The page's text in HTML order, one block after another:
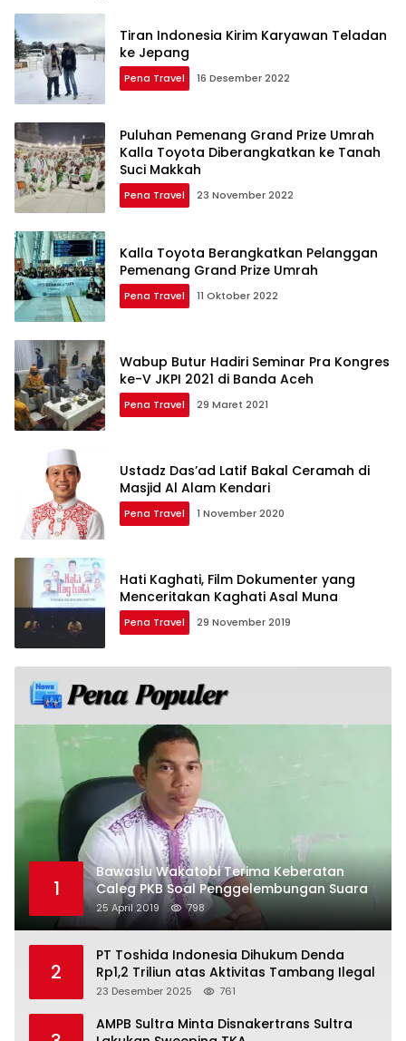
Tiran Indonesia Kirim Karyawan Teladan
ke Jepang
Pena Travel 16 Desember 2022
Puluhan Pemenang Grand Prize Umrah
Kalla Toyota Diberangkatkan ke Tanah
Suci Makkah
Pena Travel 23 November 2022
Kalla Toyota Berangkatkan Pelanggan
Pemenang Grand Prize Umrah
Pena Travel 11 Oktober 2022
Wabup Butur Hadiri Seminar Pra Kongres
ke-V JKPI 2021 di Banda Aceh
Pena Travel 29 Maret 2021
Ustadz Das’ad Latif Bakal Ceramah di
Masjid Al Alam Kendari
Pena Travel 1 November 2020
Hati Kaghati, Film Dokumenter yang
Menceritakan Kaghati Asal Muna
Pena Travel 29 November 2019
1
Bawaslu Wakatobi Terima Keberatan
Caleg PKB Soal Penggelembungan Suara
25 April 2019 798
2
PT Toshida Indonesia Dihukum Denda
Rp1,2 Triliun atas Aktivitas Tambang Ilegal
23 Desember 2025 761
AMPB Sultra Minta Disnakertrans Sultra